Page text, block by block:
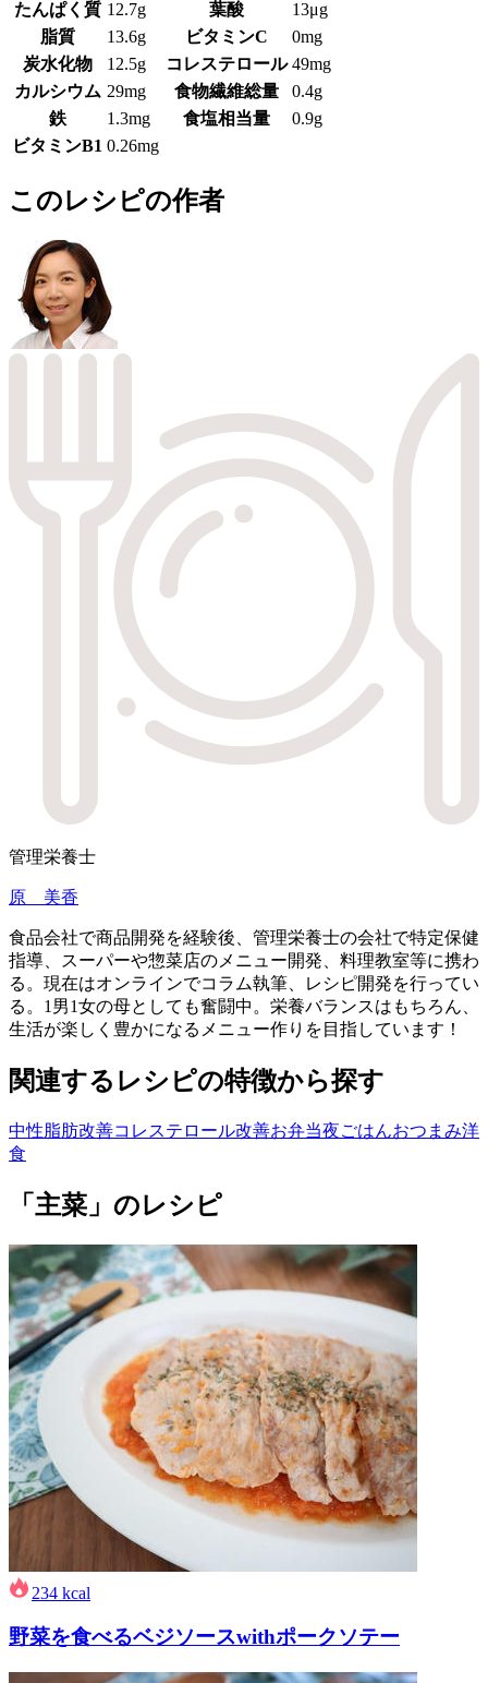
たんぱく質 12.7g 葉酸
13μg
脂質
13.6g ビタミンC
0mg
炭水化物
12.5g コレステロール 49mg
カルシウム 29mg 食物繊維総量
0.4g
鉄
1.3mg 食塩相当量
0.9g
ビタミンB1 0.26mg
このレシピの作者
管理栄養士
原 美香
食品会社で商品開発を経験後、管理栄養士の会社で特定保健
指導、スーパーや惣菜店のメニュー開発、料理教室等に携わ
る。現在はオンラインでコラム執筆、レシピ開発を行ってい
る。1男1女の母としても奮闘中。栄養バランスはもちろん、
生活が楽しく豊かになるメニュー作りを目指しています！
関連するレシピの特徴から探す
中性脂肪改善コレステロール改善お弁当夜ごはんおつまみ洋
食
「主菜」のレシピ
234 kcal
野菜を食べるベジソースwithポークソテー